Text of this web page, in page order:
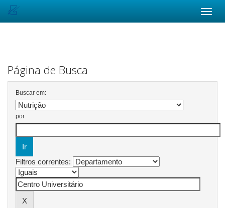
Página de Busca
Buscar em:
por
Filtros correntes: